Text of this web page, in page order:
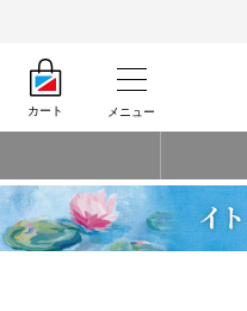
カート メニュー